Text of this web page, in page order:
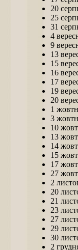
20
25
31
4
9
13
15
16
17
19
20
1
3
10
13
14
15
17
27
2
20
21
23
27
29
30
2